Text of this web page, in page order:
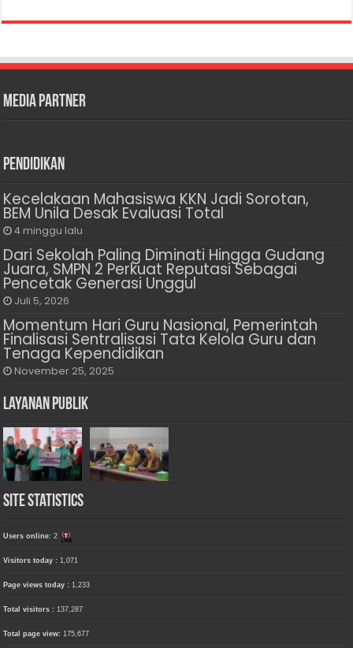
Media Partner
Pendidikan
Kecelakaan Mahasiswa KKN Jadi Sorotan,
BEM Unila Desak Evaluasi Total
4 minggu lalu
Dari Sekolah Paling Diminati Hingga Gudang
Juara, SMPN 2 Perkuat Reputasi Sebagai
Pencetak Generasi Unggul
Juli 5, 2026
Momentum Hari Guru Nasional, Pemerintah
Finalisasi Sentralisasi Tata Kelola Guru dan
Tenaga Kependidikan
November 25, 2025
Layanan Publik
Site Statistics
Users online:2
Visitors today :1,071
Page views today :1,233
Total visitors :137,287
Total page view:175,677